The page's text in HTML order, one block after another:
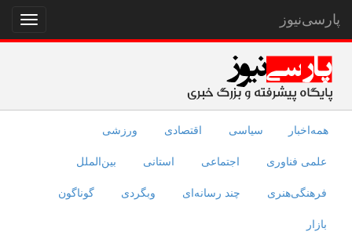
نمایش
منو
پارسی‌نیوز
همه‌اخبار سیاسی اقتصادی ورزشی
علمی فناوری اجتماعی استانی بین‌الملل
فرهنگی‌هنری چند رسانه‌ای وبگردی گوناگون
بازار